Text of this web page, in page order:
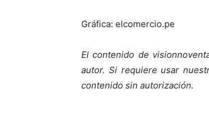
Gráfica: elcomercio.pe
El contenido de
autor. Si requiere usar
contenido sin autorización.